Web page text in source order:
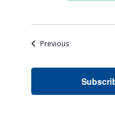
PreviousEvents